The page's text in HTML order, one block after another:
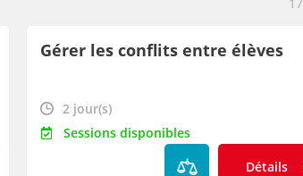
Gérer les conflits entre élèves
2 jour(s)
Sessions disponibles
Détails